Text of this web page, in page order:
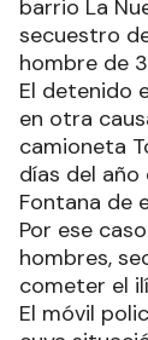
barrio La
secuestro
hombre de
El detenido
en otra
camioneta
días del año
Fontana de
Por ese
hombres,
cometer el
El móvil